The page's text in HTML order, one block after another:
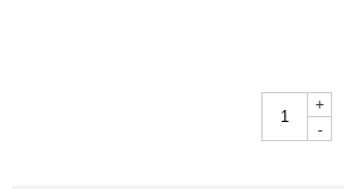
+
-